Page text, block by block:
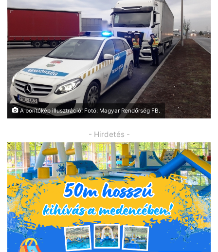
A borítókép illusztráció. Fotó: Magyar Rendőrség FB.
- Hirdetés -